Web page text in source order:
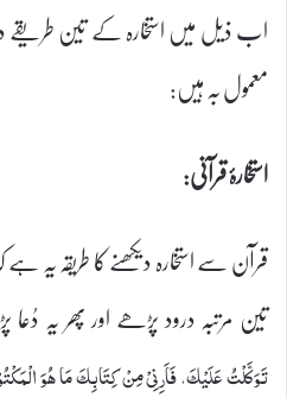
اب ذیل میں استخارہ کے تین
معمول بہ ہیں:
استخارۂ قرآنی:
قرآن سے استخارہ دیکھنے کا طریقہ یہ ہے
تین مرتبہ درود پڑھے اور پھر یہ
تَوَكَّلْتُ عَلَيْكَ، فَاَرِنِیْ مِنْ كِتَابِكَ مَا هُوَ